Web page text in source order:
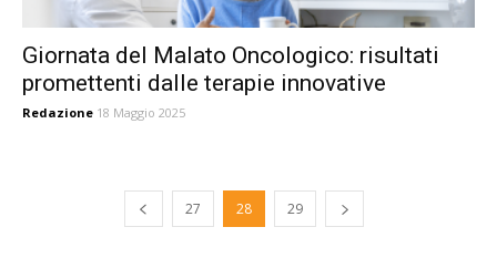
Giornata del Malato Oncologico: risultati
promettenti dalle terapie innovative
Redazione 18 Maggio 2025
27 28 29